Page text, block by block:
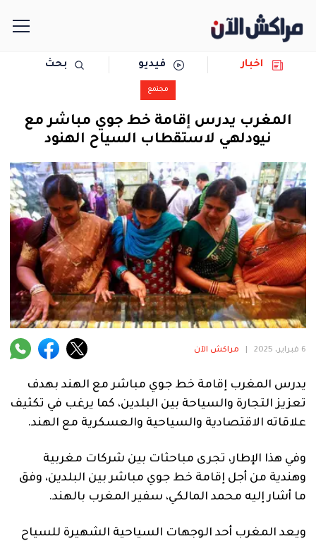
مجتمع
سياسة
رياضة
حوادث
دولية
المرأة
فنية
منوعة
آراء
اخبار فيديو بحث
مجتمع
المغرب يدرس إقامة خط جوي مباشر مع
نيودلهي لاستقطاب السياح الهنود
6 فبراير، 2025 مراكش الآن
يدرس المغرب إقامة خط جوي مباشر مع الهند بهدف
تعزيز التجارة والسياحة بين البلدين، كما يرغب في تكثيف
علاقاته الاقتصادية والسياحية والعسكرية مع الهند.
وفي هذا الإطار، تجرى مباحثات بين شركات مغربية
وهندية من أجل إقامة خط جوي مباشر بين البلدين، وفق
ما أشار إليه محمد المالكي، سفير المغرب بالهند.
ويعد المغرب أحد الوجهات السياحية الشهيرة للسياح